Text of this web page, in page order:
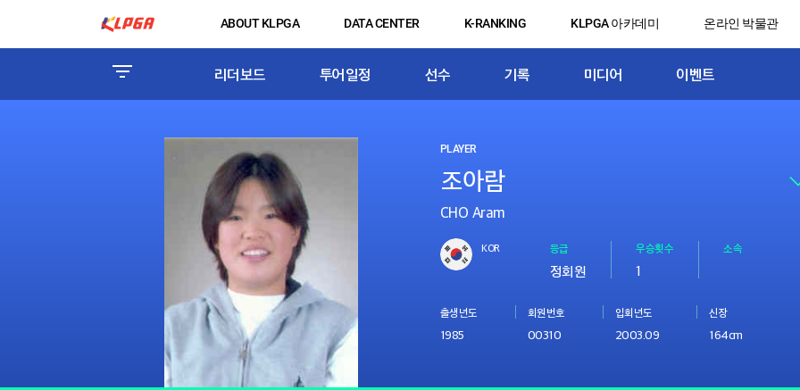
ABOUT KLPGA DATA CENTER K-RANKING KLPGA 아카데미 온라인 박물관
리더보드 투어일정 선수 기록 미디어 이벤트
PLAYER
CHO Aram
KOR 등급
정회원
우승횟수
1
소속
출생년도
1985
회원번호
00310
입회년도
2003.09
신장
164cm